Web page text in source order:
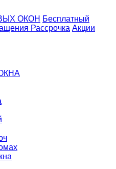
ОКОН Бесплатный
Рассрочка Акции